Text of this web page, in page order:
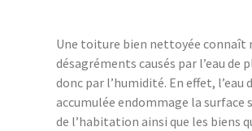
Une toiture bien nettoyée connaît
désagréments causés par l’eau de
donc par l’humidité. En effet, l’eau
accumulée endommage la surface
de l’habitation ainsi que les biens